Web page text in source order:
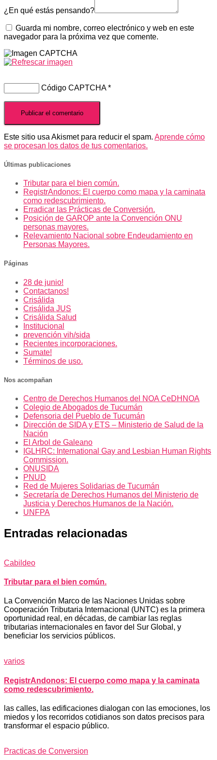
¿En qué estás pensando?
Guarda mi nombre, correo electrónico y web en este
navegador para la próxima vez que comente.
Código CAPTCHA*
Este sitio usa Akismet para reducir el spam. Aprende cómo
se procesan los datos de tus comentarios.
Últimas publicaciones
Tributar para el bien común.
RegistrAndonos: El cuerpo como mapa y la caminata
como redescubrimiento.
Erradicar las Prácticas de Conversión.
Posición de GAROP ante la Convención ONU
personas mayores.
Relevamiento Nacional sobre Endeudamiento en
Personas Mayores.
Páginas
28 de junio!
Contactanos!
Crisálida
Crisálida JUS
Crisálida Salud
Institucional
prevención vih/sida
Recientes incorporaciones.
Sumate!
Términos de uso.
Nos acompañan
Centro de Derechos Humanos del NOA CeDHNOA
Colegio de Abogados de Tucumán
Defensoria del Pueblo de Tucumán
Dirección de SIDA y ETS – Ministerio de Salud de la
Nación
El Arbol de Galeano
IGLHRC: International Gay and Lesbian Human Rights
Commission.
ONUSIDA
PNUD
Red de Mujeres Solidarias de Tucumán
Secretaría de Derechos Humanos del Ministerio de
Justicia y Derechos Humanos de la Nación.
UNFPA
Entradas relacionadas
Cabildeo
Tributar para el bien común.
La Convención Marco de las Naciones Unidas sobre
Cooperación Tributaria Internacional (UNTC) es la primera
oportunidad real, en décadas, de cambiar las reglas
tributarias internacionales en favor del Sur Global, y
beneficiar los servicios públicos.
varios
RegistrAndonos: El cuerpo como mapa y la caminata
como redescubrimiento.
las calles, las edificaciones dialogan con las emociones, los
miedos y los recorridos cotidianos son datos precisos para
transformar el espacio público.
Practicas de Conversion